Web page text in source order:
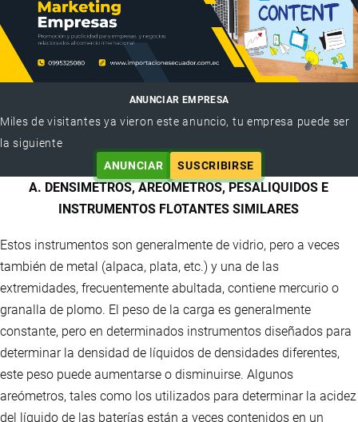
ANUNCIAR EMPRESA
Miles de visitantes ya vieron este anuncio, tu empresa puede ser
la siguiente
ANUNCIAR
SUSCRIBIRSE
A. DENSIMETROS, AREOMETROS, PESALIQUIDOS E
INSTRUMENTOS FLOTANTES SIMILARES
Estos instrumentos son generalmente de vidrio, pero a veces
también de metal (alpaca, plata, etc.) y una de las
extremidades, frecuentemente abultada, contiene mercurio o
granalla de plomo. El peso de la carga es generalmente
constante, pero en determinados instrumentos diseñados para
determinar la densidad de líquidos de densidades diferentes,
este peso puede aumentarse o disminuirse. Algunos
areómetros, tales como los utilizados para determinar la acidez
del líquido de las baterías están a veces contenidos en un